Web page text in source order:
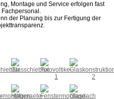
Montage und Service erfolgen fast
der Planung bis zur Fertigung der